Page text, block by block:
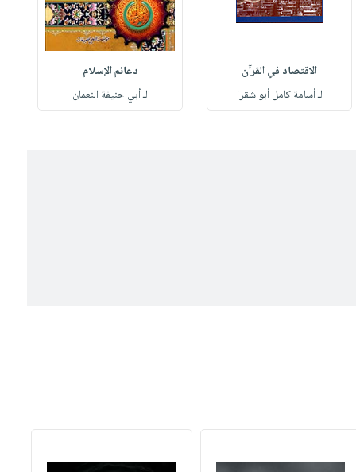
الاقتصاد في القرآن
لـ أسامة كامل أبو شقرا
دعائم الإسلام
لـ أبي حنيفة النعمان